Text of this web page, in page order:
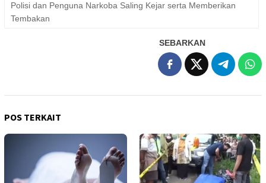
Polisi dan Penguna Narkoba Saling Kejar serta Memberikan
Tembakan
SEBARKAN
POS TERKAIT